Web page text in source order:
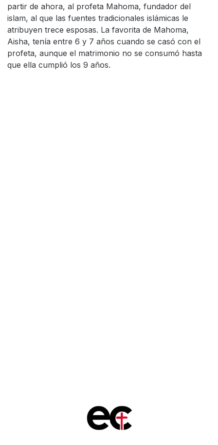
partir de ahora, al profeta Mahoma, fundador del
islam, al que las fuentes tradicionales islámicas le
atribuyen trece esposas. La favorita de Mahoma,
Aisha, tenía entre 6 y 7 años cuando se casó con el
profeta, aunque el matrimonio no se consumó hasta
que ella cumplió los 9 años.